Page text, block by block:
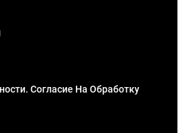
Согласие На Обработку